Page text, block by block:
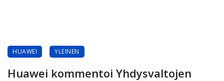
HUAWEI YLEINEN
Huawei kommentoi Yhdysvaltojen